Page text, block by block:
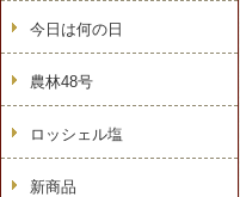
今日は何の日
農林48号
ロッシェル塩
新商品